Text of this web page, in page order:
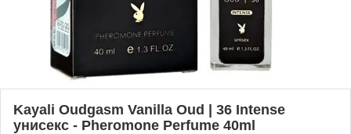
Kayali Oudgasm Vanilla Oud | 36 Intense
унисекс - Pheromone Perfume 40ml